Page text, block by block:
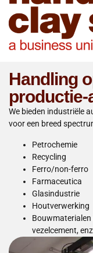
Handling
We bieden industriële
voor een breed
Petrochemie
Recycling
Ferro/non-ferro
Farmaceutica
Glasindustrie
Houtverwerking
vezelcement,